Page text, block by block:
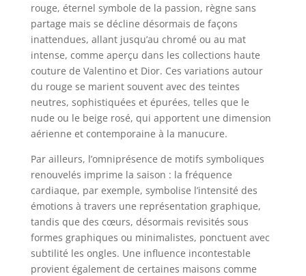
rouge, éternel symbole de la passion, règne sans
partage mais se décline désormais de façons
inattendues, allant jusqu’au chromé ou au mat
intense, comme aperçu dans les collections haute
couture de Valentino et Dior. Ces variations autour
du rouge se marient souvent avec des teintes
neutres, sophistiquées et épurées, telles que le
nude ou le beige rosé, qui apportent une dimension
aérienne et contemporaine à la manucure.
Par ailleurs, l’omniprésence de motifs symboliques
renouvelés imprime la saison : la fréquence
cardiaque, par exemple, symbolise l’intensité des
émotions à travers une représentation graphique,
tandis que des cœurs, désormais revisités sous
formes graphiques ou minimalistes, ponctuent avec
subtilité les ongles. Une influence incontestable
provient également de certaines maisons comme